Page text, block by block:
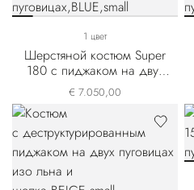
1 цвет
Шерстяной костюм Super
180 с пиджаком на двух
пуговицах
€ 7.050,00